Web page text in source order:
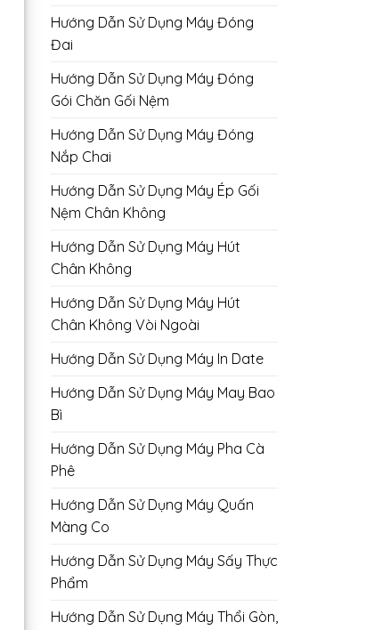
Hướng Dẫn Sử Dụng Máy Đóng
Đai
Hướng Dẫn Sử Dụng Máy Đóng
Gói Chăn Gối Nệm
Hướng Dẫn Sử Dụng Máy Đóng
Nắp Chai
Hướng Dẫn Sử Dụng Máy Ép Gối
Nệm Chân Không
Hướng Dẫn Sử Dụng Máy Hút
Chân Không
Hướng Dẫn Sử Dụng Máy Hút
Chân Không Vòi Ngoài
Hướng Dẫn Sử Dụng Máy In Date
Hướng Dẫn Sử Dụng Máy May Bao
Bì
Hướng Dẫn Sử Dụng Máy Pha Cà
Phê
Hướng Dẫn Sử Dụng Máy Quấn
Màng Co
Hướng Dẫn Sử Dụng Máy Sấy Thực
Phẩm
Hướng Dẫn Sử Dụng Máy Thổi Gòn,